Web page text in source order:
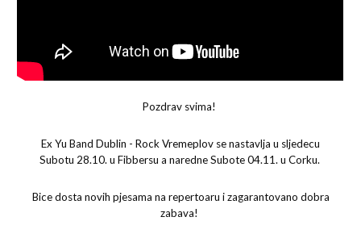
Pozdrav svima!
Ex Yu Band Dublin - Rock Vremeplov se nastavlja u sljedecu
Subotu 28.10. u Fibbersu a naredne Subote 04.11. u Corku.
Bice dosta novih pjesama na repertoaru i zagarantovano dobra
zabava!